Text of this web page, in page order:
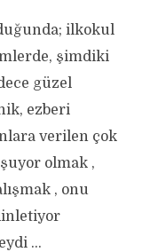
ilkokul
şimdiki
güzel
ezberi
verilen çok
olmak ,
, onu
...